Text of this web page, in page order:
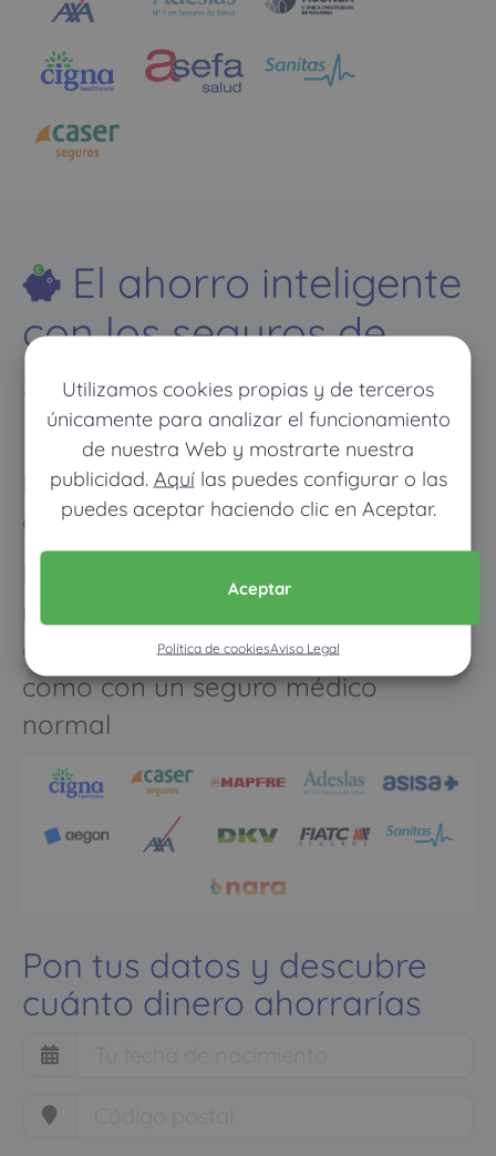
Utilizamos cookies propias y de terceros
únicamente para analizar el funcionamiento
de nuestra Web y mostrarte nuestra
publicidad. Aquílas puedes configurar o las
puedes aceptar haciendo clic en Aceptar.
Aceptar
Política de cookiesAviso Legal
El ahorro inteligente
con los seguros de
salud de copagos
limitados
Descubre cómo ahorrar hasta 600€
al año en tu seguro de salud
médico pagarás muy poco, y
cuando vayas mucho pagarás
como con un seguro médico
normal
Pon tus datos y descubre
cuánto dinero ahorrarías